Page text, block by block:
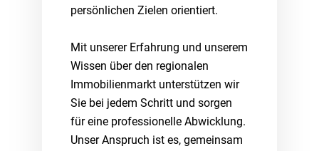
persönlichen Zielen orientiert.
Mit unserer Erfahrung und unserem
Wissen über den regionalen
Immobilienmarkt unterstützen wir
Sie bei jedem Schritt und sorgen
für eine professionelle Abwicklung.
Unser Anspruch ist es, gemeinsam